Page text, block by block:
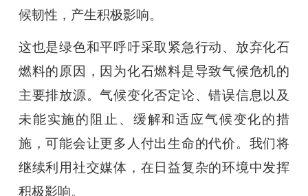
候韧性，产生积极影响。
这也是绿色和平呼吁采取紧急行动、放弃化石
燃料的原因，因为化石燃料是导致气候危机的
主要排放源。气候变化否定论、错误信息以及
未能实施的阻止、缓解和适应气候变化的措
施，可能会让更多人付出生命的代价。我们将
继续利用社交媒体，在日益复杂的环境中发挥
积极影响。